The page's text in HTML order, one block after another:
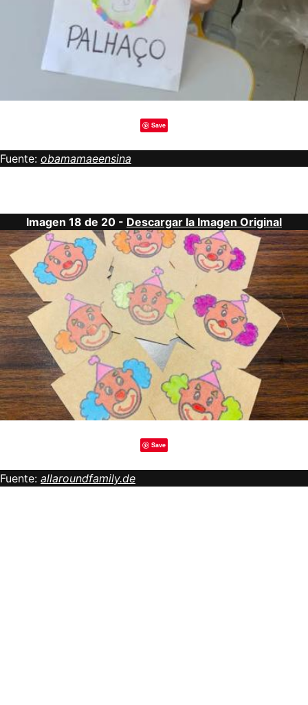
Save
Fuente: obamamaeensina
Imagen 18 de 20 - Descargar la Imagen Original
Save
Fuente: allaroundfamily.de